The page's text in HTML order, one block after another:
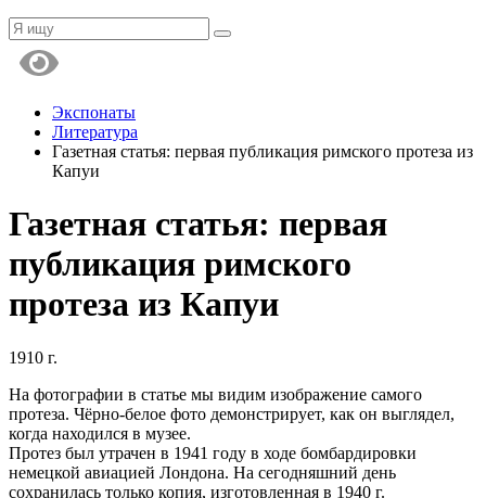
Экспонаты
Литература
Газетная статья: первая публикация римского протеза из
Капуи
Газетная статья: первая
публикация римского
протеза из Капуи
1910 г.
На фотографии в статье мы видим изображение самого
протеза. Чёрно-белое фото демонстрирует, как он выглядел,
когда находился в музее.
Протез был утрачен в 1941 году в ходе бомбардировки
немецкой авиацией Лондона. На сегодняшний день
сохранилась только копия, изготовленная в 1940 г.